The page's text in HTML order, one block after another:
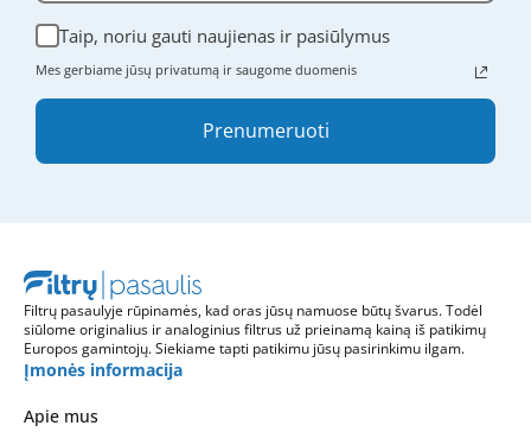
Taip, noriu gauti naujienas ir pasiūlymus
Mes gerbiame jūsų privatumą ir saugome duomenis
Prenumeruoti
Filtrų pasaulyje rūpinamės, kad oras jūsų namuose būtų švarus. Todėl
siūlome originalius ir analoginius filtrus už prieinamą kainą iš patikimų
Europos gamintojų. Siekiame tapti patikimu jūsų pasirinkimu ilgam.
Įmonės informacija
Apie mus